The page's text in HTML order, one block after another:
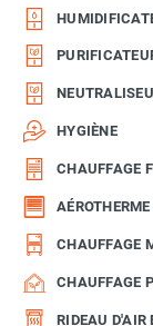
HYGIÈNE
CHAUFFAGE
CHAUFFAGE
CHAUFFAGE
RIDEAU D'AIR